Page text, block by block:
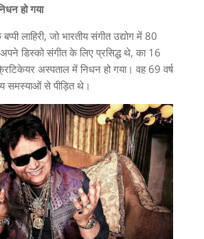
हो गया
लाहिरी, जो भारतीय संगीत उद्योग में 80
डिस्को संगीत के लिए प्रसिद्ध थे, का 16
अस्पताल में निधन हो गया। वह 69 वर्ष
समस्याओं से पीड़ित थे।